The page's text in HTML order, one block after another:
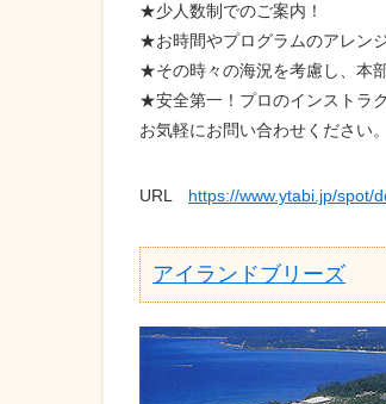
★少人数制でのご案内！
★お時間やプログラムのアレン
★その時々の海況を考慮し、本
★安全第一！プロのインストラ
お気軽にお問い合わせください。
URL https://www.ytabi.jp/spot/
アイランドブリーズ